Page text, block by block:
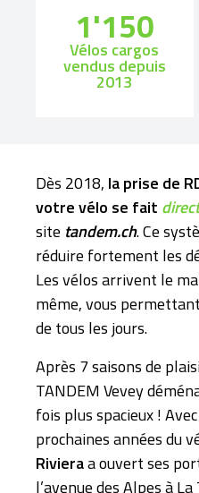
1'150
Vélos cargos
vendus depuis
2013
Dès 2018, la prise de
votre vélo se fait
site tandem.ch. Ce
réduire fortement les
Les vélos arrivent le
même, vous
de tous les jours.
Après 7 saisons de
TANDEM Vevey
fois plus spacieux !
prochaines années du
Rivieraa ouvert ses
l’avenue des Alpes à